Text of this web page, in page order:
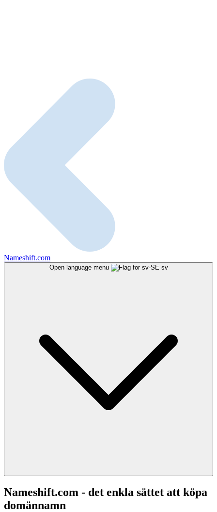
Nameshift.com
Open language menu sv
Nameshift.com - det enkla sättet att köpa
domännamn